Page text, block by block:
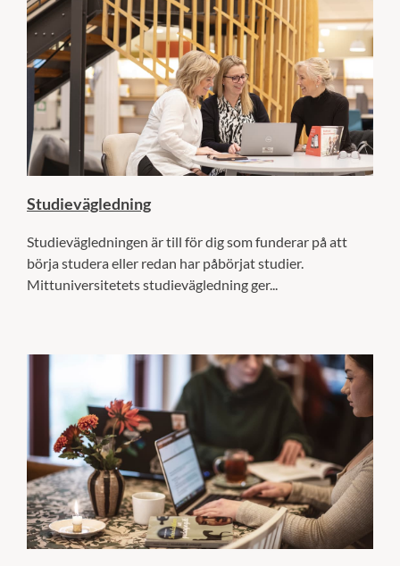
Studievägledning
Studievägledningen är till för dig som funderar på att
börja studera eller redan har påbörjat studier.
Mittuniversitetets studievägledning ger...